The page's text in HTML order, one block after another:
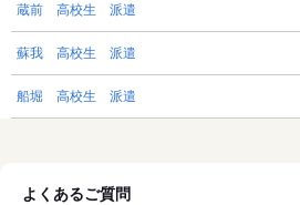
蔵前 高校生 派遣
蘇我 高校生 派遣
船堀 高校生 派遣
よくあるご質問